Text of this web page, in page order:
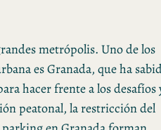
metrópolis. Uno de los
es Granada, que ha
hacer frente a los desafíos
peatonal, la restricción del